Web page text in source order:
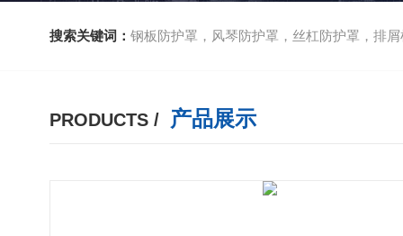
搜索关键词： 钢板防护罩，风琴防护罩，丝杠防护罩，排屑机
PRODUCTS / 产品展示